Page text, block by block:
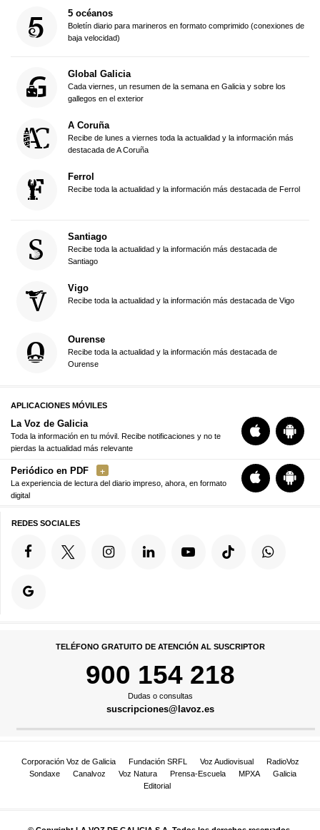
5 océanos
Boletín diario para marineros en formato comprimido (conexiones de
baja velocidad)
Global Galicia
Cada viernes, un resumen de la semana en Galicia y sobre los
gallegos en el exterior
A Coruña
Recibe de lunes a viernes toda la actualidad y la información más
destacada de A Coruña
Ferrol
Recibe toda la actualidad y la información más destacada de Ferrol
Santiago
Recibe toda la actualidad y la información más destacada de
Santiago
Vigo
Recibe toda la actualidad y la información más destacada de Vigo
Ourense
Recibe toda la actualidad y la información más destacada de
Ourense
APLICACIONES MÓVILES
La Voz de Galicia
Toda la información en tu móvil. Recibe notificaciones y no te
pierdas la actualidad más relevante
Periódico en PDF
La experiencia de lectura del diario impreso, ahora, en formato
digital
REDES SOCIALES
TELÉFONO GRATUITO DE ATENCIÓN AL SUSCRIPTOR
900 154 218
Dudas o consultas
suscripciones@lavoz.es
Corporación Voz de Galicia Fundación SRFL Voz Audiovisual
RadioVoz
Sondaxe
Canalvoz Voz Natura Prensa-Escuela MPXA
Galicia
Editorial